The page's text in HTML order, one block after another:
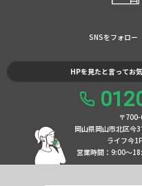
SNSをフォロー
HPを見たと言ってお
〒
岡山県岡山市北区今
ライフ今
営業時間：9:00〜